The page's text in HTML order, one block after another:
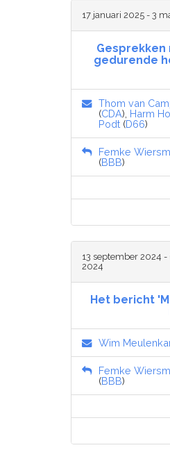
17 januari 2025 - 3
gedurende
Thom van
(CDA), Harm
Podt (D66)
Femke
(BBB)
13 september 2024 -
2024
Het bericht
Wim
Femke
(BBB)